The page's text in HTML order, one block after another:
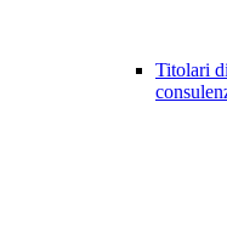
Titolari